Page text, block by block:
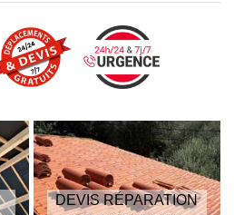
DEVIS RÉPARATION